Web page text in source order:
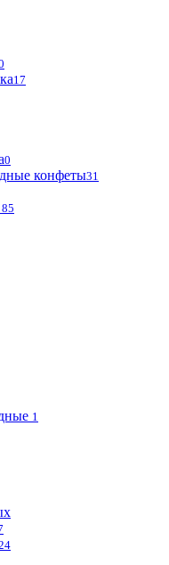
17
0
конфеты31
85
1